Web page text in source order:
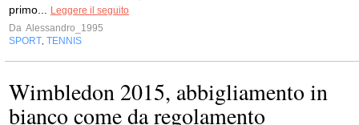
primo...
Leggere il seguito
Da Alessandro_1995
SPORT TENNIS
Wimbledon 2015, abbigliamento in
bianco come da regolamento